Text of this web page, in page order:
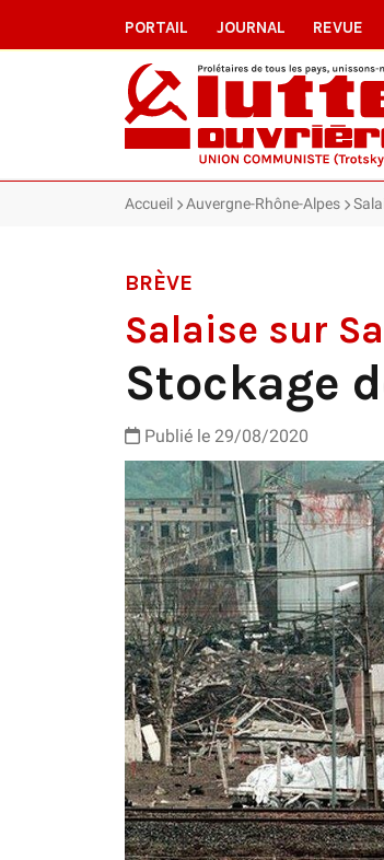
PORTAIL JOURNAL REVUE
Accueil Auvergne-Rhône-Alpes
BRÈVE
Salaise sur
Stockage
Publié le 29/08/2020